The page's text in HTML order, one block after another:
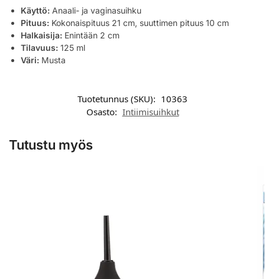
Käyttö: Anaali- ja vaginasuihku
Pituus: Kokonaispituus 21 cm, suuttimen pituus 10 cm
Halkaisija: Enintään 2 cm
Tilavuus: 125 ml
Väri: Musta
Tuotetunnus (SKU): 10363
Osasto: Intiimisuihkut
Tutustu myös